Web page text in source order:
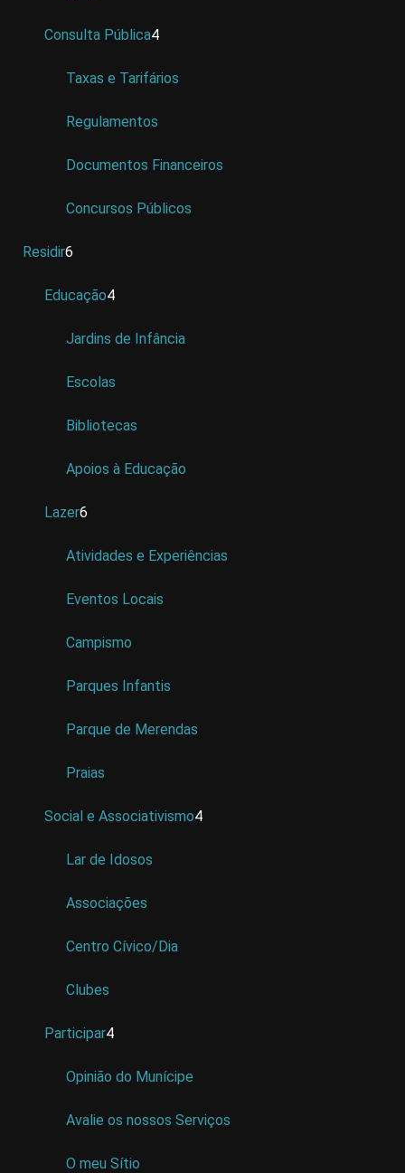
Consulta Pública4
Taxas e Tarifários
Regulamentos
Documentos Financeiros
Concursos Públicos
Residir6
Educação4
Jardins de Infância
Escolas
Bibliotecas
Apoios à Educação
Lazer6
Atividades e Experiências
Eventos Locais
Campismo
Parques Infantis
Parque de Merendas
Praias
Social e Associativismo4
Lar de Idosos
Associações
Centro Cívico/Dia
Clubes
Participar4
Opinião do Munícipe
Avalie os nossos Serviços
O meu Sítio